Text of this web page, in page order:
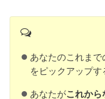
あなたのこれまで
をピックアップす
あなたがこれから